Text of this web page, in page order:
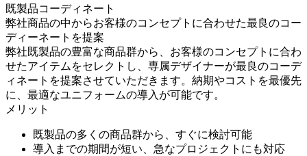
既製品コーディネート
弊社商品の中からお客様のコンセプトに合わせた最良のコー
ディーネートを提案
弊社既製品の豊富な商品群から、お客様のコンセプトに合わ
せたアイテムをセレクトし、専属デザイナーが最良のコーデ
ィネートを提案させていただきます。納期やコストを最優先
に、最適なユニフォームの導入が可能です。
メリット
既製品の多くの商品群から、すぐに検討可能
導入までの期間が短い、急なプロジェクトにも対応